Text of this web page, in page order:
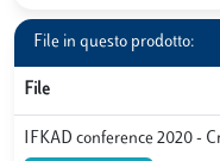
File in questo prodotto:
File
IFKAD conference 2020 -